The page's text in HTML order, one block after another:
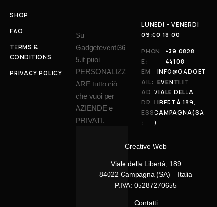
SHOP
FAQ
TERMS &
CONDITIONS
PRIVACY POLICY
Su
Gadgeteventi36
5.it puoi
PERSONALIZZ
ARE tutto ciò
che vuoi per
AZIENDE e
PRIVATI.
Creative Web
Viale della Libertà, 189
84022 Campagna (SA) – Italia
P.IVA: 05287270655
Contatti
LUNEDI - VENERDI
09:00 18:00
PHON
E:
+39 0828
44108
EM
AIL:
INFO@GADGET
EVENTI.IT
AD
DR
ESS
:
VIALE DELLA
LIBERTÀ 189,
CAMPAGNA(SA
)